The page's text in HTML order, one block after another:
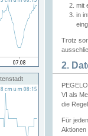
mit
in
Trotz
2.
VI als
die
Für
Aktionen